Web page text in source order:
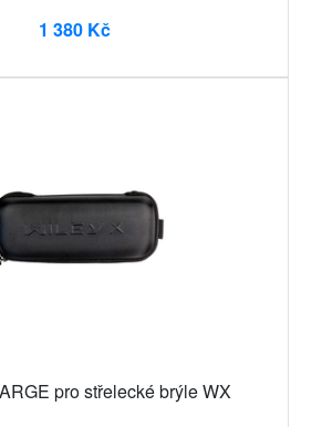
1 380 Kč
pro střelecké brýle WX